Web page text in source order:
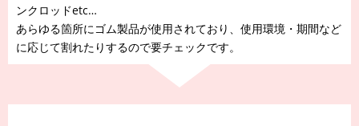
ンクロッドetc…
あらゆる箇所にゴム製品が使用されており、使用環境・期間など
に応じて割れたりするので要チェックです。